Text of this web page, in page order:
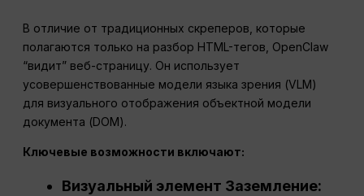
В отличие от традиционных скреперов, которые
полагаются только на разбор HTML-тегов, OpenClaw
“видит” веб-страницу. Он использует
усовершенствованные модели языка зрения (VLM)
для визуального отображения объектной модели
документа (DOM).
Ключевые возможности включают:
Визуальный элемент Заземление: